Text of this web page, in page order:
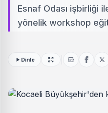
Esnaf Odası işbirliği
yönelik workshop
Dinle